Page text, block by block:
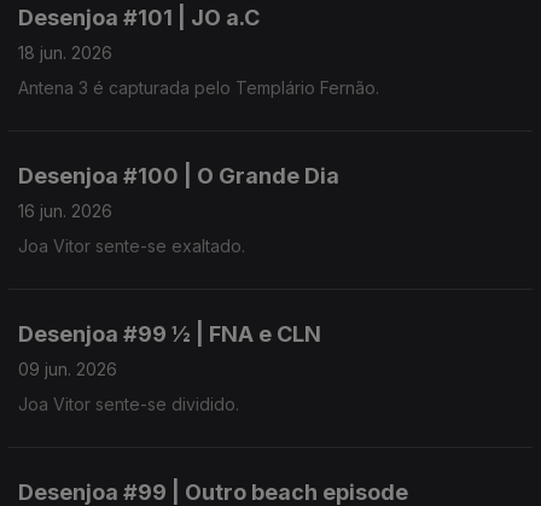
Desenjoa #101 | JO a.C
18 jun. 2026
Antena 3 é capturada pelo Templário Fernão.
Desenjoa #100 | O Grande Dia
16 jun. 2026
Joa Vitor sente-se exaltado.
Desenjoa #99 ½ | FNA e CLN
09 jun. 2026
Joa Vitor sente-se dividido.
Desenjoa #99 | Outro beach episode